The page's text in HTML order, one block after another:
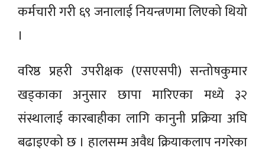
कर्मचारी गरी ६९ जनालाई नियन्त्रणमा लिएको थियो
।
वरिष्ठ प्रहरी उपरीक्षक (एसएसपी) सन्तोषकुमार
खड्काका अनुसार छापा मारिएका मध्ये ३२
संस्थालाई कारबाहीका लागि कानुनी प्रक्रिया अघि
बढाइएको छ । हालसम्म अवैध क्रियाकलाप नगरेका